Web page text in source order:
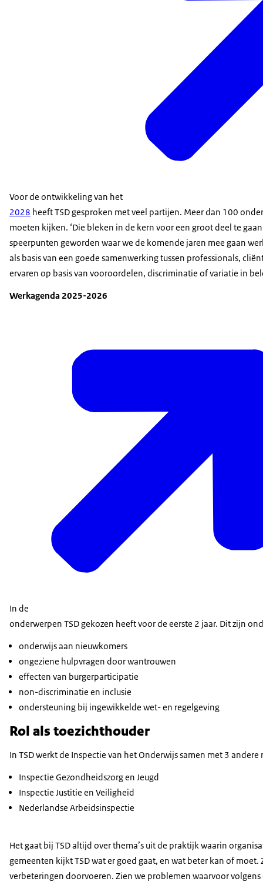
Voor de ontwikkeling van het
2028 heeft TSD gesproken met veel partijen. Meer dan 100
moeten kijken. ‘Die bleken in de kern voor een groot deel te
speerpunten geworden waar we de komende jaren mee gaan
als basis van een goede samenwerking tussen professionals,
ervaren op basis van vooroordelen, discriminatie of variatie in
Werkagenda 2025-2026
In de
onderwerpen TSD gekozen heeft voor de eerste 2 jaar. Dit zijn
onderwijs aan nieuwkomers
ongeziene hulpvragen door wantrouwen
effecten van burgerparticipatie
non-discriminatie en inclusie
ondersteuning bij ingewikkelde wet- en regelgeving
Rol als toezichthouder
In TSD werkt de Inspectie van het Onderwijs samen met 3 andere
Inspectie Gezondheidszorg en Jeugd
Inspectie Justitie en Veiligheid
Nederlandse Arbeidsinspectie
Het gaat bij TSD altijd over thema’s uit de praktijk waarin
gemeenten kijkt TSD wat er goed gaat, en wat beter kan of
verbeteringen doorvoeren. Zien we problemen waarvoor